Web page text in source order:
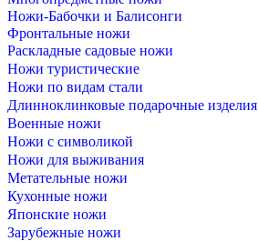
Ножи-Бабочки и Балисонги
Фронтальные ножи
Раскладные садовые ножи
Ножи туристические
Ножи по видам стали
Длинноклинковые подарочные изделия
Военные ножи
Ножи с символикой
Ножи для выживания
Метательные ножи
Кухонные ножи
Японские ножи
Зарубежные ножи